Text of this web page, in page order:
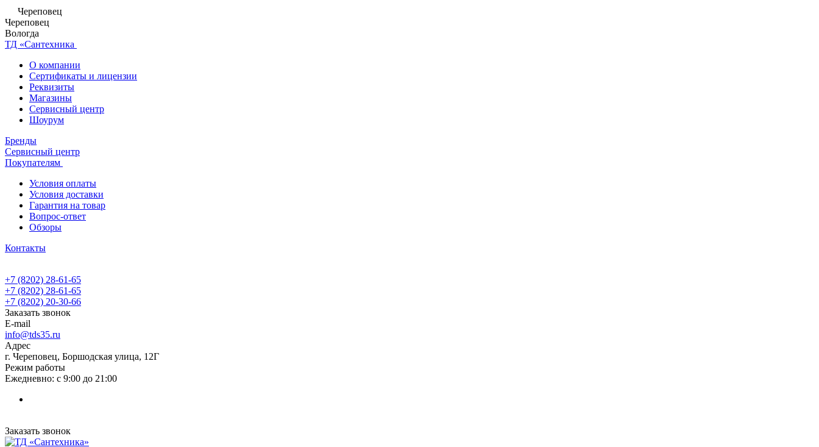
Череповец
Череповец
Вологда
ТД «Сантехника
О компании
Сертификаты и лицензии
Реквизиты
Магазины
Сервисный центр
Шоурум
Бренды
Сервисный центр
Покупателям
Условия оплаты
Условия доставки
Гарантия на товар
Вопрос-ответ
Обзоры
Контакты
+7 (8202) 28‑61-65
+7 (8202) 28‑61-65
+7 (8202) 20‑30-66
Заказать звонок
E-mail
info@tds35.ru
Адрес
г. Череповец, Боршодская улица, 12Г
Режим работы
Ежедневно: с 9:00 до 21:00
Заказать звонок